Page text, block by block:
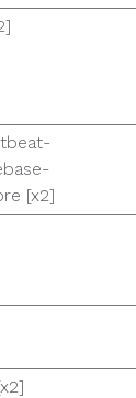
[x2]